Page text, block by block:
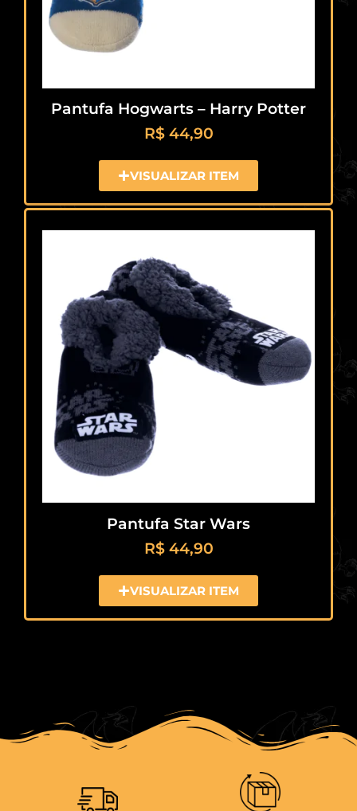
Pantufa Hogwarts – Harry Potter
R$44,90
VISUALIZAR ITEM
Pantufa Star Wars
R$44,90
VISUALIZAR ITEM